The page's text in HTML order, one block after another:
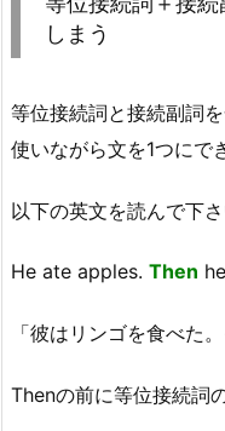
しまう
等位接続詞と接続副詞
使いながら文を1つにで
以下の英文を読んで下さ
He ate apples. Then
「彼はリンゴを食べた
Thenの前に等位接続詞